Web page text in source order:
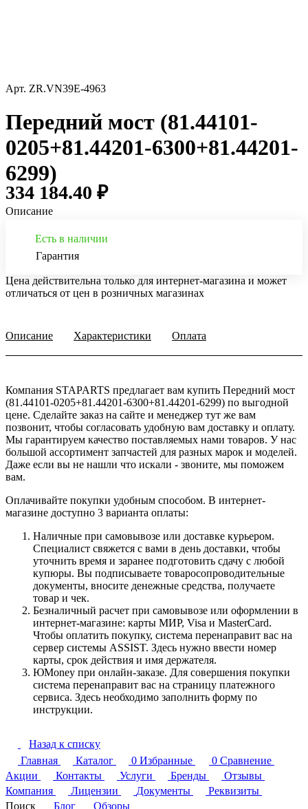
Арт. ZR.VN39E-4963
Передний мост (81.44101-
0205+81.44201-6300+81.44201-
6299)
334 184.40 ₽
Описание
Есть в наличии
Гарантия
Цена действительна только для интернет-магазина и может
отличаться от цен в розничных магазинах
Описание Характеристики Оплата
Компания STAPARTS предлагает вам купить Передний мост
(81.44101-0205+81.44201-6300+81.44201-6299) по выгодной
цене. Сделайте заказ на сайте и менеджер тут же вам
позвонит, чтобы согласовать удобную вам доставку и оплату.
Мы гарантируем качество поставляемых нами товаров. У нас
большой ассортимент запчастей для разных марок и моделей.
Даже если вы не нашли что искали - звоните, мы поможем
вам.
Оплачивайте покупки удобным способом. В интернет-
магазине доступно 3 варианта оплаты:
Наличные при самовывозе или доставке курьером.
Специалист свяжется с вами в день доставки, чтобы
уточнить время и заранее подготовить сдачу с любой
купюры. Вы подписываете товаросопроводительные
документы, вносите денежные средства, получаете
товар и чек.
Безналичный расчет при самовывозе или оформлении в
интернет-магазине: карты МИР, Visa и MasterCard.
Чтобы оплатить покупку, система перенаправит вас на
сервер системы ASSIST. Здесь нужно ввести номер
карты, срок действия и имя держателя.
ЮMoney при онлайн-заказе. Для совершения покупки
система перенаправит вас на страницу платежного
сервиса. Здесь необходимо заполнить форму по
инструкции.
Назад к списку
Главная
Каталог 0 Избранные 0 Сравнение
Акции
Контакты Услуги Бренды
Отзывы
Компания
Лицензии Документы
Реквизиты
Поиск
Блог Обзоры